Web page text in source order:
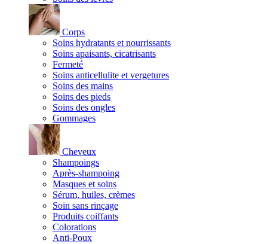
Corps
Soins hydratants et nourrissants
Soins apaisants, cicatrisants
Fermeté
Soins anticellulite et vergetures
Soins des mains
Soins des pieds
Soins des ongles
Gommages
Cheveux
Shampoings
Après-shampoing
Masques et soins
Sérum, huiles, crèmes
Soin sans rinçage
Produits coiffants
Colorations
Anti-Poux